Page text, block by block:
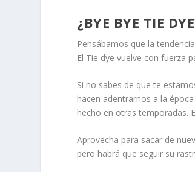
¿BYE BYE TIE
Pensábamos que la
El Tie dye vuelve con fuerza
Si no sabes de que te
hacen adentrarnos a la
hecho en otras temporadas.
Aprovecha para sacar de
pero habrá que seguir su